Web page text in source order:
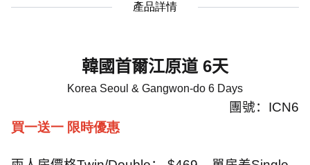
產品詳情
韓國首爾江原道 6天
Korea Seoul & Gangwon-do 6 Days
團號： ICN6
買一送一 限時優惠